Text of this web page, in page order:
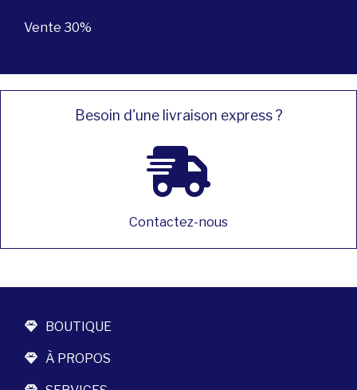
Vente 30%
Besoin d'une livraison express ?
Contactez-nous
BOUTIQUE
À PROPOS